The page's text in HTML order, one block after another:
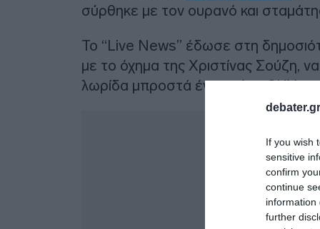
If you wish
sensitive
confirm
continue
information
further
σύρθηκε με τον ουρανό και
Το “Live News” έδωσε στη
με το όχημα της Χριστίνας Σούζη, να
λωρίδα μπροστά ένα μαύρο SUV.